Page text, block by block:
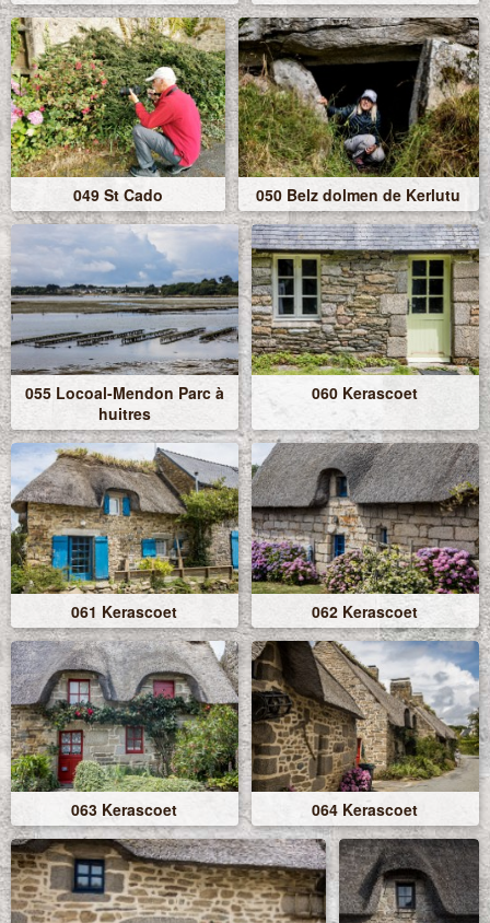
049 St Cado 050 Belz dolmen de Kerlutu
055 Locoal-Mendon Parc à
huitres
060 Kerascoet
061 Kerascoet 062 Kerascoet
063 Kerascoet 064 Kerascoet